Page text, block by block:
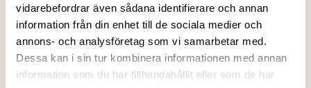
vidarebefordrar även sådana identifierare och annan
information från din enhet till de sociala medier och
annons- och analysföretag som vi samarbetar med.
Dessa kan i sin tur kombinera informationen med annan
information som du har tillhandahållit eller som de har
Vacker interiör och en charmig utsida. Sventorps kyrka
hittar du endast 7 minuter från herrgråden.
Forsby Kyrka